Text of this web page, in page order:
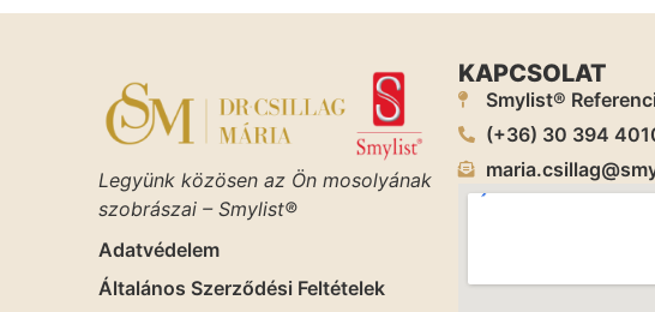
Legyünk közösen az Ön mosolyának
szobrászai – Smylist®
Adatvédelem
Általános Szerződési Feltételek
KAPCSOLAT
Smylist®
(+36) 30 394